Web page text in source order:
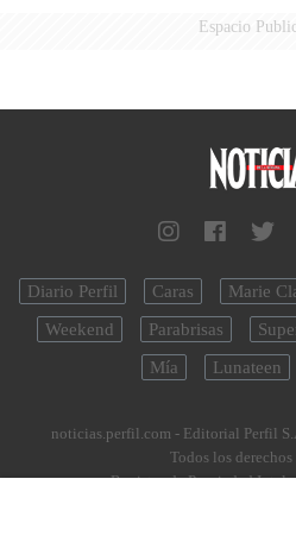
Espacio
Diario Perfil Caras Marie
Weekend
Parabrisas
Mía
Lunateen
noticias.perfil.com - Editorial Perfil
Todos los derechos
Registro de Propiedad